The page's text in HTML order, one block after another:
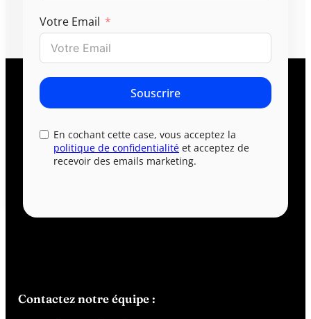
Votre Email
Souscrire
En cochant cette case, vous acceptez la
politique de confidentialité et acceptez de
recevoir des emails marketing.
Contactez notre équipe :